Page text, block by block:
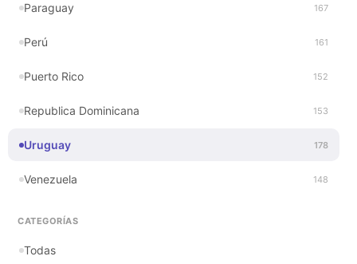
Paraguay 167
Perú 161
Puerto Rico 152
Republica Dominicana 153
Uruguay 178
Venezuela 148
CATEGORÍAS
Todas